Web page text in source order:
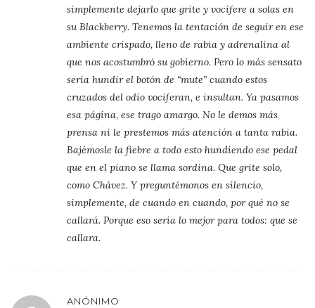
simplemente dejarlo que grite y vocifere a solas en
su Blackberry. Tenemos la tentación de seguir en ese
ambiente crispado, lleno de rabia y adrenalina al
que nos acostumbró su gobierno. Pero lo más sensato
sería hundir el botón de “mute” cuando estos
cruzados del odio vociferan, e insultan. Ya pasamos
esa página, ese trago amargo. No le demos más
prensa ni le prestemos más atención a tanta rabia.
Bajémosle la fiebre a todo esto hundiendo ese pedal
que en el piano se llama sordina. Que grite solo,
como Chávez. Y preguntémonos en silencio,
simplemente, de cuando en cuando, por qué no se
callará. Porque eso sería lo mejor para todos: que se
callara.
ANÓNIMO